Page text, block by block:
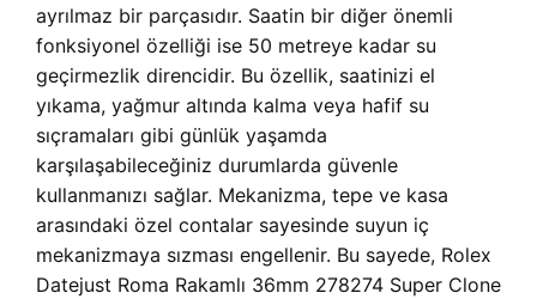
ayrılmaz bir parçasıdır. Saatin bir diğer önemli
fonksiyonel özelliği ise 50 metreye kadar su
geçirmezlik direncidir. Bu özellik, saatinizi el
yıkama, yağmur altında kalma veya hafif su
sıçramaları gibi günlük yaşamda
karşılaşabileceğiniz durumlarda güvenle
kullanmanızı sağlar. Mekanizma, tepe ve kasa
arasındaki özel contalar sayesinde suyun iç
mekanizmaya sızması engellenir. Bu sayede, Rolex
Datejust Roma Rakamlı 36mm 278274 Super Clone